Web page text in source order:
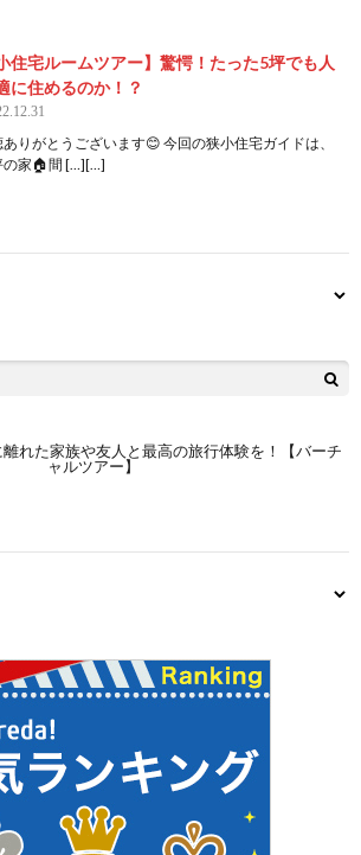
住宅ルームツアー】驚愕！たった5坪でも人
に住めるのか！？
ありがとうございます😊 今回の狭小住宅ガイドは、
の家🏠間 […][…]
れた家族や友人と最高の旅行体験を！【バーチ
ャルツアー】